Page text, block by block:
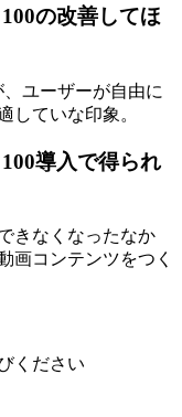
の改善してほ
ユーザーが自由に
していな印象。
導入で得られ
きなくなったなか
画コンテンツをつく
ください